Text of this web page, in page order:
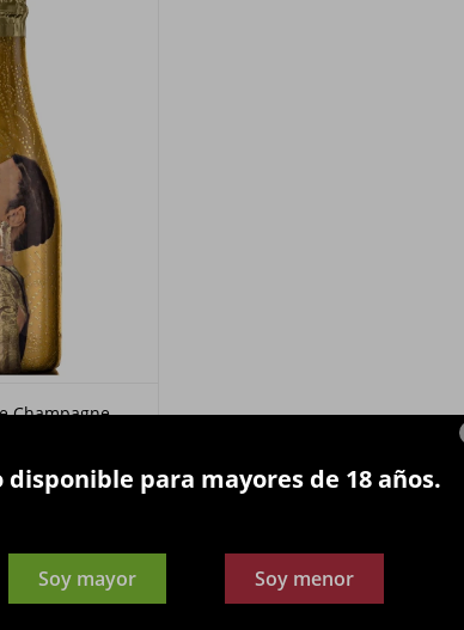
disponible para mayores de 18 años.
Soy mayor Soy menor
Champagne
10.500